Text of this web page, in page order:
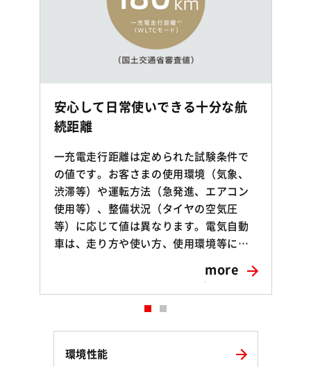
安心して日常使いできる十分な航
続距離
一充電走行距離は定められた試験条件で
の値です。お客さまの使用環境（気象、
渋滞等）や運転方法（急発進、エアコン
使用等）、整備状況（タイヤの空気圧
等）に応じて値は異なります。電気自動
車は、走り方や使い方、使用環境等に…
more
環境性能